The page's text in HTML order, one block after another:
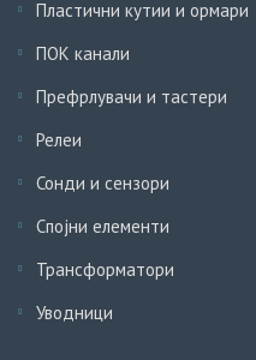
Пластични кутии и ормари
ПОК канали
Префрлувачи и тастери
Релеи
Сонди и сензори
Спојни елементи
Трансформатори
Уводници